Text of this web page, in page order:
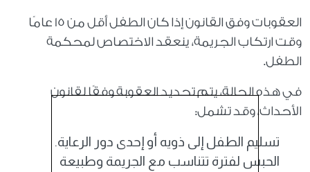
العقوبات وفق القانون إذا كان الطفل أقل من 15 عامًا
وقت ارتكاب الجريمة، ينعقد الاختصاص لمحكمة
الطفل.
في هذه الحالة، يتم تحديد العقوبة وفقًا لقانون
الأحداث، وقد تشمل:
تسليم الطفل إلى ذويه أو إحدى دور الرعاية.
الحبس لفترة تتناسب مع الجريمة وطبيعة